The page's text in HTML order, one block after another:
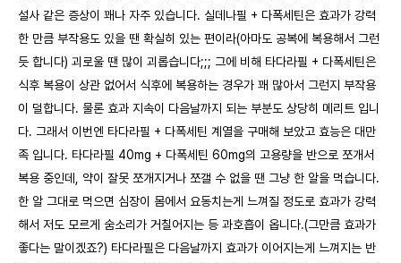
설사 같은 증상이 꽤나 자주 있습니다. 실데나필 + 다폭세틴은 효과가 강력
한 만큼 부작용도 있을 땐 확실히 있는 편이라(아마도 공복에 복용해서 그런
듯 합니다) 괴로울 땐 많이 괴롭습니다;;; 그에 비해 타다라필 + 다폭세틴은
식후 복용이 상관 없어서 식후에 복용하는 경우가 꽤 많아서 그런지 부작용
이 덜합니다. 물론 효과 지속이 다음날까지 되는 부분도 상당히 메리트 입니
다. 그래서 이번엔 타다라필 + 다폭세틴 계열을 구매해 보았고 효능은 대만
족 입니다. 타다라필 40mg + 다폭세틴 60mg의 고용량을 반으로 쪼개서
복용 중인데, 약이 잘못 쪼개지거나 쪼갤 수 없을 땐 그냥 한 알을 먹습니다.
한 알 그대로 먹으면 심장이 몸에서 요동치는게 느껴질 정도로 효과가 강력
해서 저도 모르게 숨소리가 거칠어지는 등 과호흡이 옵니다.(그만큼 효과가
좋다는 말이겠죠?) 타다라필은 다음날까지 효과가 이어지는게 느껴지는 반